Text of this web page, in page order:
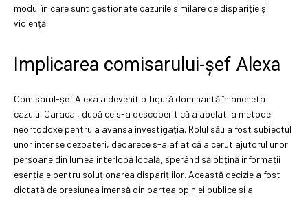
modul în care sunt gestionate cazurile similare de dispariție și
violență.
Implicarea comisarului-șef Alexa
Comisarul-șef Alexa a devenit o figură dominantă în ancheta
cazului Caracal, după ce s-a descoperit că a apelat la metode
neortodoxe pentru a avansa investigația. Rolul său a fost subiectul
unor intense dezbateri, deoarece s-a aflat că a cerut ajutorul unor
persoane din lumea interlopă locală, sperând să obțină informații
esențiale pentru soluționarea disparițiilor. Această decizie a fost
dictată de presiunea imensă din partea opiniei publice și a